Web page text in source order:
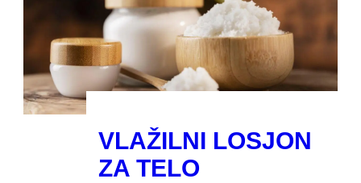
VLAŽILNI LOSJON
ZA TELO